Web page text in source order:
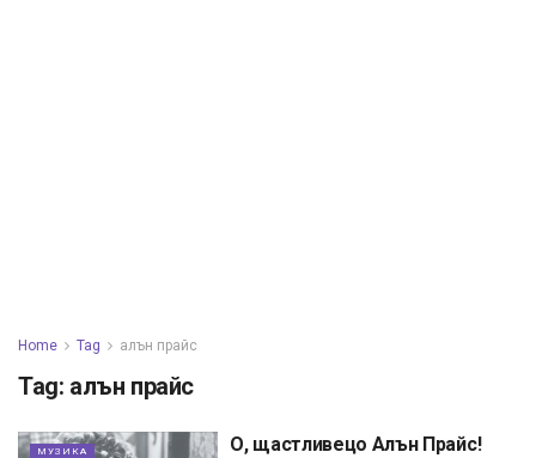
Home Tag алън прайс
Tag: алън прайс
МУЗИКА
О, щастливецо Алън Прайс!